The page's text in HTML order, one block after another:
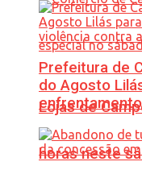
Lojas de
horas neste
Prefeitura de
do Agosto